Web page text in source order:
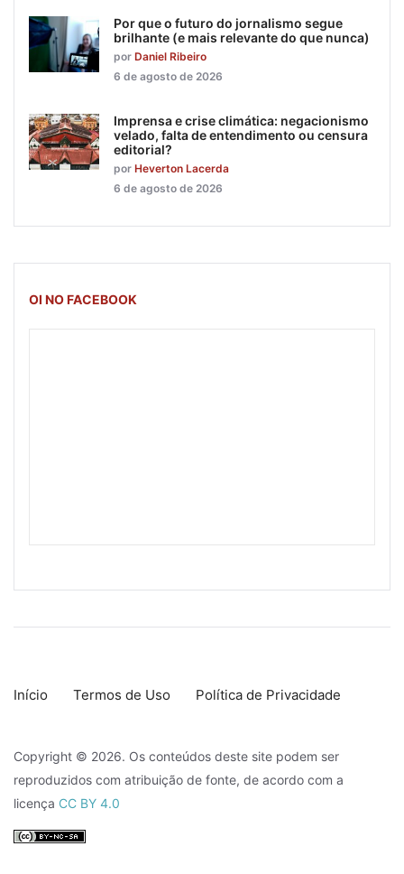
Por que o futuro do jornalismo segue
brilhante (e mais relevante do que nunca)
por Daniel Ribeiro
6 de agosto de 2026
Imprensa e crise climática: negacionismo
velado, falta de entendimento ou censura
editorial?
por Heverton Lacerda
6 de agosto de 2026
OI NO FACEBOOK
Início Termos de Uso Política de Privacidade
Copyright © 2026. Os conteúdos deste site podem ser
reproduzidos com atribuição de fonte, de acordo com a
licença CC BY 4.0